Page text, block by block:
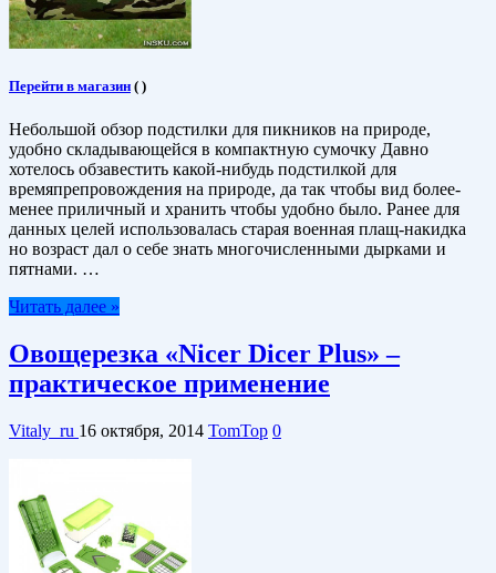
Перейти в магазин ( )
Небольшой обзор подстилки для пикников на природе,
удобно складывающейся в компактную сумочку Давно
хотелось обзавестить какой-нибудь подстилкой для
времяпрепровождения на природе, да так чтобы вид более-
менее приличный и хранить чтобы удобно было. Ранее для
данных целей использовалась старая военная плащ-накидка
но возраст дал о себе знать многочисленными дырками и
пятнами. …
Читать далее »
Овощерезка «Nicer Dicer Plus» –
практическое применение
Vitaly_ru 16 октября, 2014 TomTop 0